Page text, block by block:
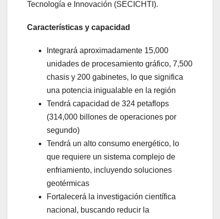
Tecnología e Innovación (SECICHTI).
Características y capacidad
Integrará aproximadamente 15,000
unidades de procesamiento gráfico, 7,500
chasis y 200 gabinetes, lo que significa
una potencia inigualable en la región
Tendrá capacidad de 324 petaflops
(314,000 billones de operaciones por
segundo)
Tendrá un alto consumo energético, lo
que requiere un sistema complejo de
enfriamiento, incluyendo soluciones
geotérmicas
Fortalecerá la investigación científica
nacional, buscando reducir la